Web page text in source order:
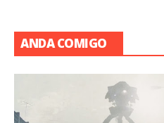
ANDA COMIGO